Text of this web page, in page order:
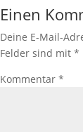
Einen
Deine E-Mail-
Felder sind mit *
Kommentar *